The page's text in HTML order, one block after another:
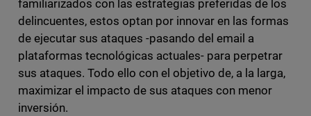
familiarizados con las estrategias preferidas de los
delincuentes, estos optan por innovar en las formas
de ejecutar sus ataques -pasando del email a
plataformas tecnológicas actuales- para perpetrar
sus ataques. Todo ello con el objetivo de, a la larga,
maximizar el impacto de sus ataques con menor
inversión.